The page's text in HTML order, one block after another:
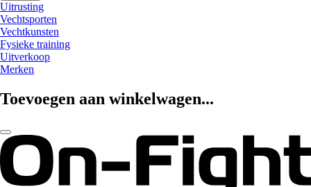
Uitrusting
Vechtsporten
Vechtkunsten
Fysieke training
Uitverkoop
Merken
Toevoegen aan winkelwagen...